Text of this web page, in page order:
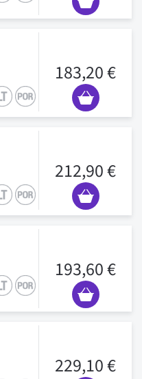
183,20 €
212,90 €
193,60 €
229,10 €